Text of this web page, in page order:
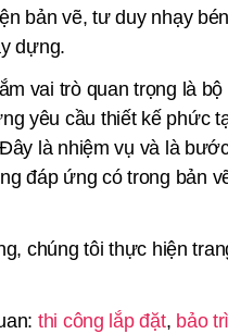
bản vẽ, tư duy nhạy
dựng.
vai trò quan trọng là
yêu cầu thiết kế phức
là nhiệm vụ và là
đáp ứng có trong bản
chúng tôi thực hiện
thi công lắp đặt, bảo